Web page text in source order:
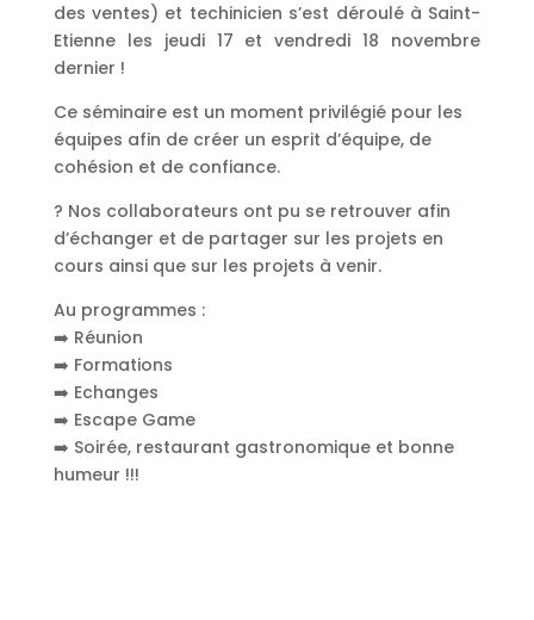
des ventes) et techinicien s’est déroulé à Saint-
Etienne les jeudi 17 et vendredi 18 novembre
dernier !
Ce séminaire est un moment privilégié pour les
équipes afin de créer un esprit d’équipe, de
cohésion et de confiance.
? Nos collaborateurs ont pu se retrouver afin
d’échanger et de partager sur les projets en
cours ainsi que sur les projets à venir.
Au programmes :
➡️ Réunion
➡️ Formations
➡️ Echanges
➡️ Escape Game
➡️ Soirée, restaurant gastronomique et bonne
humeur !!!